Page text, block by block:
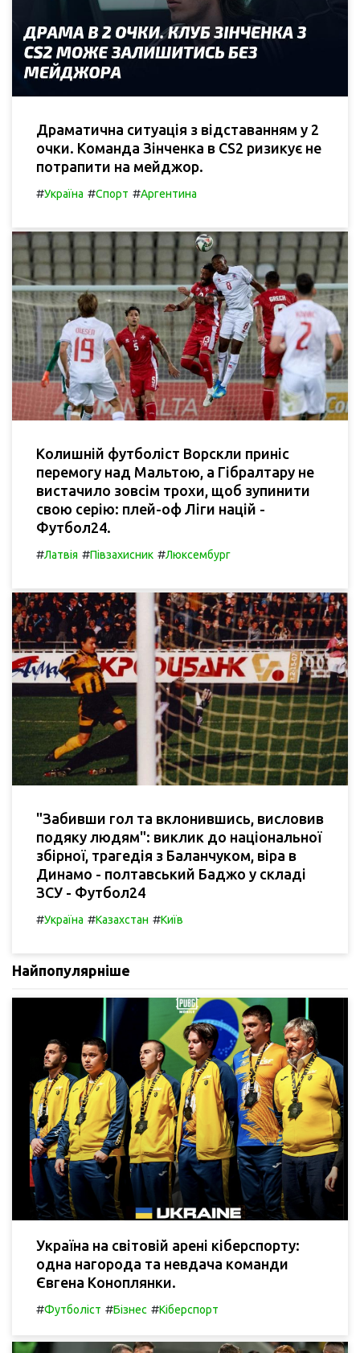
Драматична ситуація з відставанням у 2
очки. Команда Зінченка в CS2 ризикує не
потрапити на мейджор.
#Україна #Спорт #Аргентина
Колишній футболіст Ворскли приніс
перемогу над Мальтою, а Гібралтару не
вистачило зовсім трохи, щоб зупинити
свою серію: плей-оф Ліги націй -
Футбол24.
#Латвія #Півзахисник #Люксембург
"Забивши гол та вклонившись, висловив
подяку людям": виклик до національної
збірної, трагедія з Баланчуком, віра в
Динамо - полтавський Баджо у складі
ЗСУ - Футбол24
#Україна #Казахстан #Київ
Найпопулярніше
Україна на світовій арені кіберспорту:
одна нагорода та невдача команди
Євгена Коноплянки.
#Футболіст #Бізнес #Кіберспорт